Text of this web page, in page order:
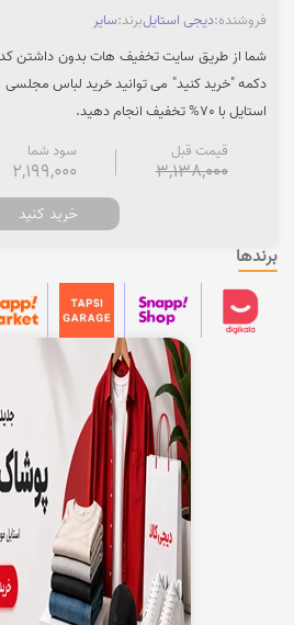
فروشنده:دیجی استایلبرند:سایر
شما از طریق سایت تخفیف هات بدون داشتن
دکمه "خرید کنید" می توانید خرید لباس مجلسی
استایل با 70% تخفیف انجام دهید.
قیمت قبل
3,138,000
سود شما
2,199,000
خرید کنید
برندها